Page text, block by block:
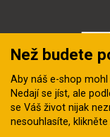
Než budete
Aby náš e-shop
Nedají se jíst, ale
se Váš život nijak
nesouhlasíte, klikněte